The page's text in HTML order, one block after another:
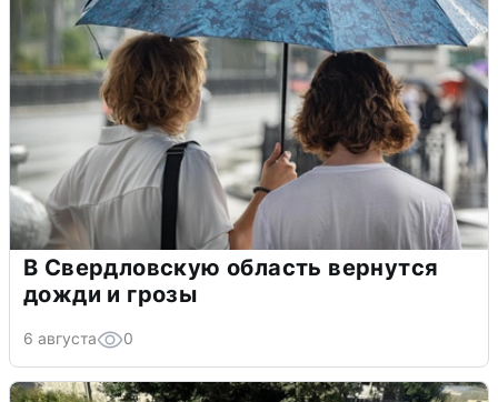
В Свердловскую область вернутся
дожди и грозы
6 августа 0